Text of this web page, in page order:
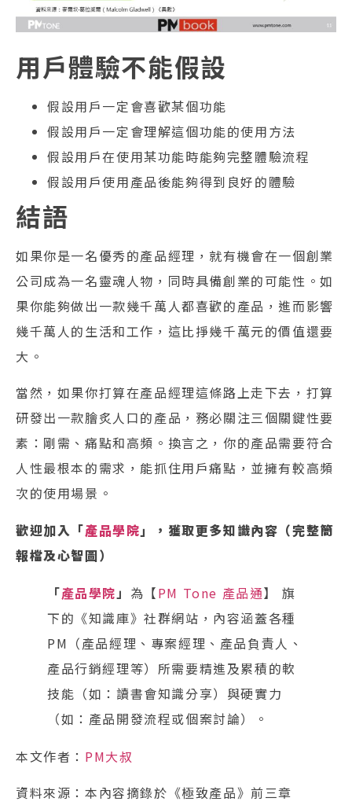
用戶體驗不能假設
假設用戶一定會喜歡某個功能
假設用戶一定會理解這個功能的使用方法
假設用戶在使用某功能時能夠完整體驗流程
假設用戶使用產品後能夠得到良好的體驗
結語
如果你是一名優秀的產品經理，就有機會在一個創業
公司成為一名靈魂人物，同時具備創業的可能性。如
果你能夠做出一款幾千萬人都喜歡的產品，進而影響
幾千萬人的生活和工作，這比掙幾千萬元的價值還要
大。
當然，如果你打算在產品經理這條路上走下去，打算
研發出一款膾炙人口的產品，務必關注三個關鍵性要
素：剛需、痛點和高頻。換言之，你的產品需要符合
人性最根本的需求，能抓住用戶痛點，並擁有較高頻
次的使用場景。
歡迎加入「產品學院」，獲取更多知識內容（完整簡
報檔及心智圖）
「產品學院 」 為【PM Tone 產品通】 旗
下的《知識庫》社群網站，內容涵蓋各種
PM（產品經理、專案經理、產品負責人、
產品行銷經理等）所需要精進及累積的軟
技能（如：讀書會知識分享）與硬實力
（如：產品開發流程或個案討論）。
本文作者： PM大叔
資料來源：本內容摘錄於《極致產品》前三章